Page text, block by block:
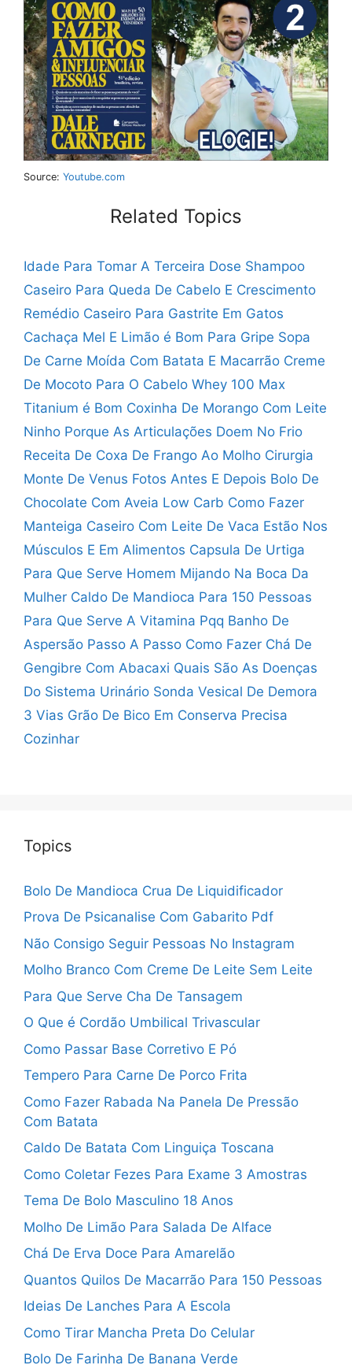
Source: Youtube.com
Related Topics
Idade Para Tomar A Terceira Dose Shampoo
Caseiro Para Queda De Cabelo E Crescimento
Remédio Caseiro Para Gastrite Em Gatos
Cachaça Mel E Limão é Bom Para Gripe Sopa
De Carne Moída Com Batata E Macarrão Creme
De Mocoto Para O Cabelo Whey 100 Max
Titanium é Bom Coxinha De Morango Com Leite
Ninho Porque As Articulações Doem No Frio
Receita De Coxa De Frango Ao Molho Cirurgia
Monte De Venus Fotos Antes E Depois Bolo De
Chocolate Com Aveia Low Carb Como Fazer
Manteiga Caseiro Com Leite De Vaca Estão Nos
Músculos E Em Alimentos Capsula De Urtiga
Para Que Serve Homem Mijando Na Boca Da
Mulher Caldo De Mandioca Para 150 Pessoas
Para Que Serve A Vitamina Pqq Banho De
Aspersão Passo A Passo Como Fazer Chá De
Gengibre Com Abacaxi Quais São As Doenças
Do Sistema Urinário Sonda Vesical De Demora
3 Vias Grão De Bico Em Conserva Precisa
Cozinhar
Topics
Bolo De Mandioca Crua De Liquidificador
Prova De Psicanalise Com Gabarito Pdf
Não Consigo Seguir Pessoas No Instagram
Molho Branco Com Creme De Leite Sem Leite
Para Que Serve Cha De Tansagem
O Que é Cordão Umbilical Trivascular
Como Passar Base Corretivo E Pó
Tempero Para Carne De Porco Frita
Como Fazer Rabada Na Panela De Pressão
Com Batata
Caldo De Batata Com Linguiça Toscana
Como Coletar Fezes Para Exame 3 Amostras
Tema De Bolo Masculino 18 Anos
Molho De Limão Para Salada De Alface
Chá De Erva Doce Para Amarelão
Quantos Quilos De Macarrão Para 150 Pessoas
Ideias De Lanches Para A Escola
Como Tirar Mancha Preta Do Celular
Bolo De Farinha De Banana Verde